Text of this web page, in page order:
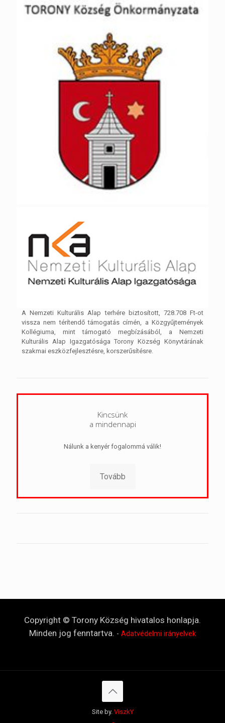
A Nemzeti Kulturális Alap terhére biztosított, 728.708 Ft-ot
vissza nem térítendő támogatás címén, a Közgyűjtemények
Kollégiuma, mint támogató megbízásából, a Nemzeti
Kulturális Alap Igazgatósága Torony Község Könyvtárának
szakmai eszközfejlesztésre, korszerűsítésre.
Kincsünk
a mindennapi
Nálunk a kenyér fogalommá válik!
Tovább
Copyright © Torony Község hivatalos honlapja.
Minden jog fenntartva. - Adatvédelmi irányelvek
Site by. ViszkY